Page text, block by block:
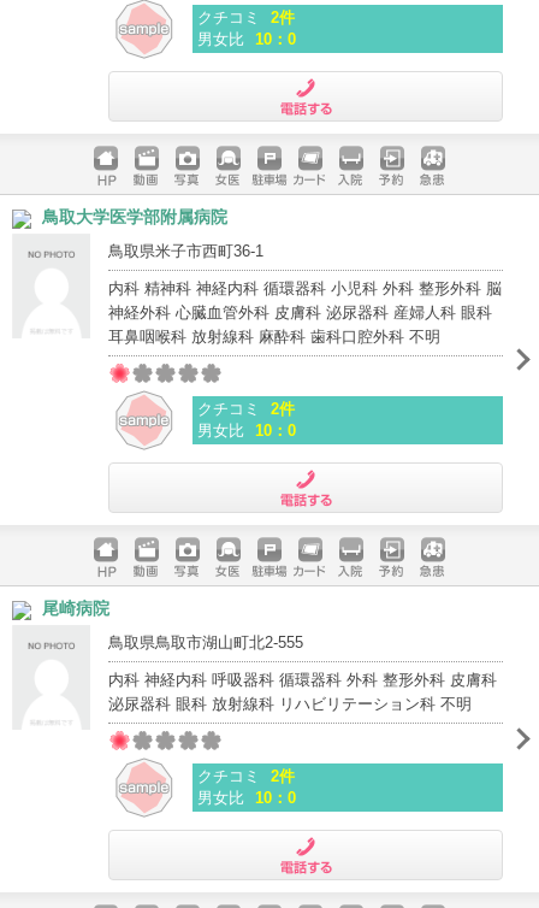
クチコミ
2件
男女比
10：0
ホームペ
ージ
動画 写真 女医 駐車場
クレジッ
入院 予約 急患
鳥取大学医学部附属病院
鳥取県米子市西町36-1
内科 精神科 神経内科 循環器科 小児科 外科 整形外科 脳
神経外科 心臓血管外科 皮膚科 泌尿器科 産婦人科 眼科
耳鼻咽喉科 放射線科 麻酔科 歯科口腔外科 不明
クチコミ
2件
男女比
10：0
ホームペ
ージ
動画 写真 女医 駐車場
クレジッ
入院 予約 急患
尾崎病院
鳥取県鳥取市湖山町北2-555
内科 神経内科 呼吸器科 循環器科 外科 整形外科 皮膚科
泌尿器科 眼科 放射線科 リハビリテーション科 不明
クチコミ
2件
男女比 10：0